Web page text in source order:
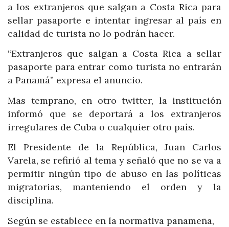
a los extranjeros que salgan a Costa Rica para
sellar pasaporte e intentar ingresar al país en
calidad de turista no lo podrán hacer.
“Extranjeros que salgan a Costa Rica a sellar
pasaporte para entrar como turista no entrarán
a Panamá” expresa el anuncio.
Mas temprano, en otro twitter, la institución
informó que se deportará a los extranjeros
irregulares de Cuba o cualquier otro país.
El Presidente de la República, Juan Carlos
Varela, se refirió al tema y señaló que no se va a
permitir ningún tipo de abuso en las políticas
migratorias, manteniendo el orden y la
disciplina.
Según se establece en la normativa panameña,